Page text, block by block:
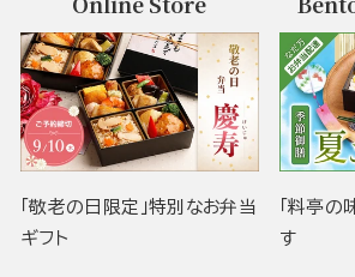
「敬老の日限定」特別なお弁当
ギフト
「料亭の
す